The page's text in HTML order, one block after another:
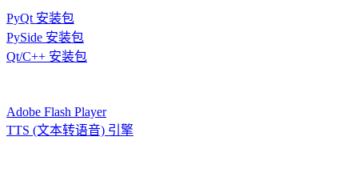
PyQt 安装包
PySide 安装包
Qt/C++ 安装包
Adobe Flash Player
TTS (文本转语音) 引擎